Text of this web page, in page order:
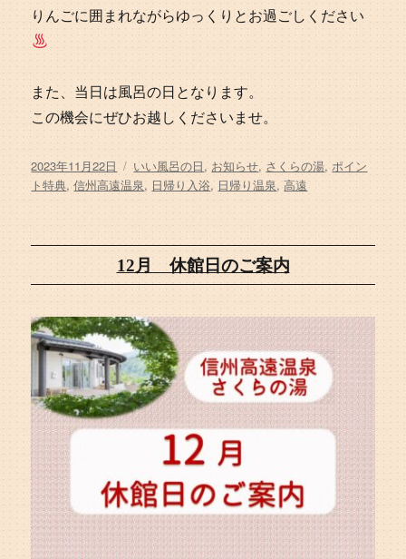
りんごに囲まれながらゆっくりとお過ごしください
また、当日は風呂の日となります。
この機会にぜひお越しくださいませ。
投
稿
日:
2023年11月22日
タ
グ
いい風呂の日, お知らせ, さくらの湯,ポイン
ト特典,信州高遠温泉, 日帰り入浴, 日帰り温泉,高遠
12月 休館日のご案内